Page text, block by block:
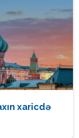
xaricdə